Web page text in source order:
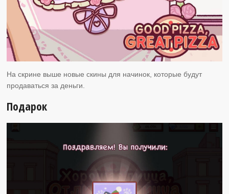
На скрине выше новые скины для начинок, которые будут
продаваться за деньги.
Подарок